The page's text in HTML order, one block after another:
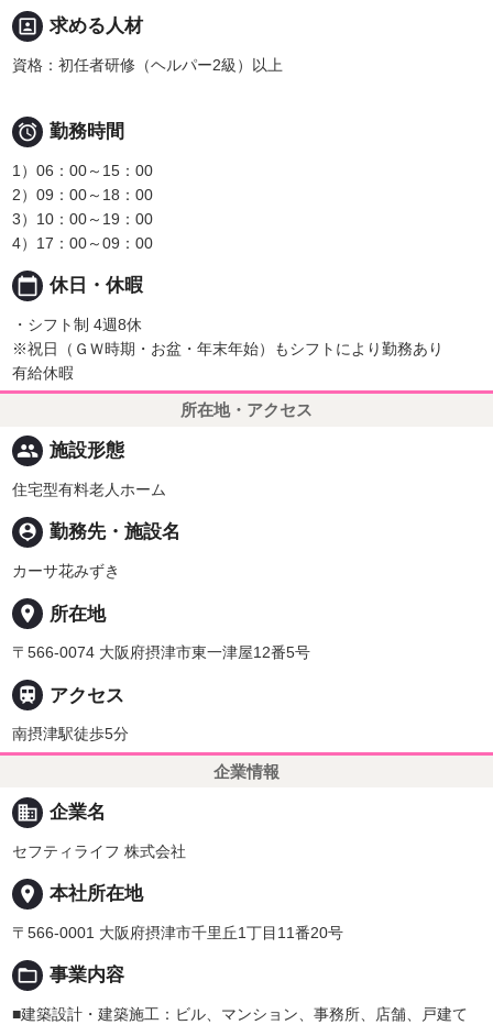
portrait 求める人材
資格：初任者研修（ヘルパー2級）以上
 勤務時間
1）06：00～15：00
2）09：00～18：00
3）10：00～19：00
4）17：00～09：00
calendar_today 休日・休暇
・シフト制 4週8休
※祝日（ＧＷ時期・お盆・年末年始）もシフトにより勤務あり
有給休暇
所在地・アクセス
people 施設形態
住宅型有料老人ホーム
person_pin 勤務先・施設名
カーサ花みずき
place 所在地
〒566-0074 大阪府摂津市東一津屋12番5号
 アクセス
南摂津駅徒歩5分
企業情報
business 企業名
セフティライフ 株式会社
place 本社所在地
〒566-0001 大阪府摂津市千里丘1丁目11番20号
folder_open 事業内容
■建築設計・建築施工：ビル、マンション、事務所、店舗、戸建て